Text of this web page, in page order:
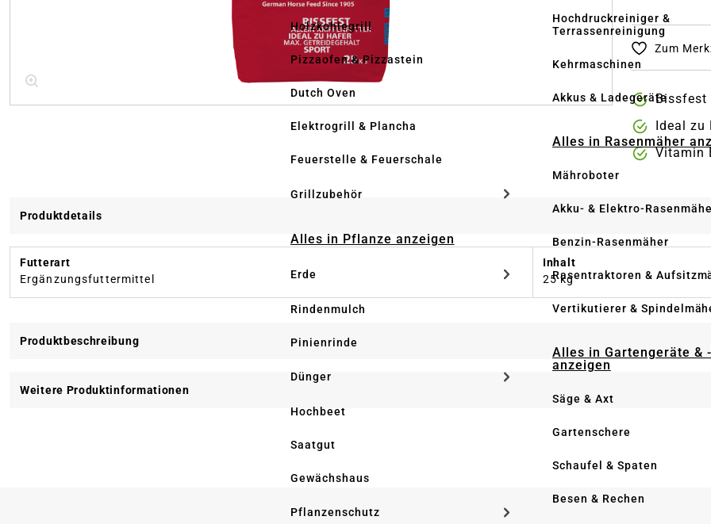
Holzkohlegrill
Pizzaofen & Pizzastein
Dutch Oven
Elektrogrill & Plancha
Feuerstelle & Feuerschale
Grillzubehör
Alles in Pflanze anzeigen
Erde
Rindenmulch
Pinienrinde
Dünger
Hochbeet
Saatgut
Gewächshaus
Pflanzenschutz
Hochdruckreiniger &
Terrassenreinigung
Kehrmaschinen
Akkus & Ladegeräte
Alles in Rasenmäher
Mähroboter
Akku- & Elektro-
Benzin-Rasenmäher
Rasentraktoren &
Vertikutierer &
Alles in Gartengeräte &
anzeigen
Säge & Axt
Gartenschere
Schaufel & Spaten
Besen & Rechen
Zum
Bissfest
Ideal zu
Vitamin
Produktdetails
Futterart
Ergänzungsfuttermittel
Inhalt
25 kg
Produktbeschreibung
Weitere Produktinformationen